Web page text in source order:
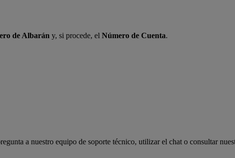
de Albarán y, si procede, el Número de Cuenta.
a nuestro equipo de soporte técnico, utilizar el chat o consultar